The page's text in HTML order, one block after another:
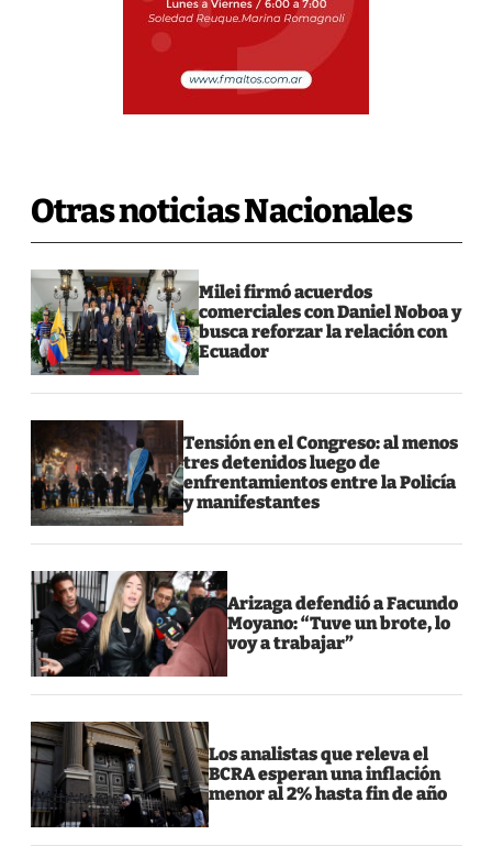
Otras noticias Nacionales
Milei firmó acuerdos
comerciales con Daniel Noboa y
busca reforzar la relación con
Ecuador
Tensión en el Congreso: al menos
tres detenidos luego de
enfrentamientos entre la Policía
y manifestantes
Arizaga defendió a Facundo
Moyano: “Tuve un brote, lo
voy a trabajar”
Los analistas que releva el
BCRA esperan una inflación
menor al 2% hasta fin de año